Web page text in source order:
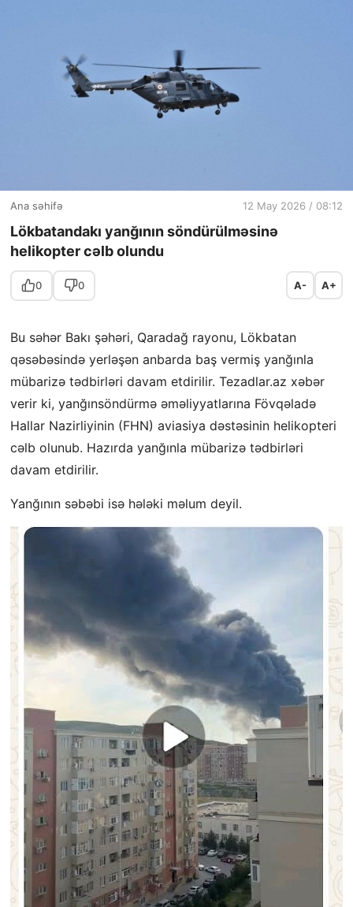
Ana səhifə 12 May 2026 / 08:12
Lökbatandakı yanğının söndürülməsinə
helikopter cəlb olundu
0 0 A- A+
Bu səhər Bakı şəhəri, Qaradağ rayonu, Lökbatan
qəsəbəsində yerləşən anbarda baş vermiş yanğınla
mübarizə tədbirləri davam etdirilir. Tezadlar.az xəbər
verir ki, yanğınsöndürmə əməliyyatlarına Fövqəladə
Hallar Nazirliyinin (FHN) aviasiya dəstəsinin helikopteri
cəlb olunub. Hazırda yanğınla mübarizə tədbirləri
davam etdirilir.
Yanğının səbəbi isə hələki məlum deyil.